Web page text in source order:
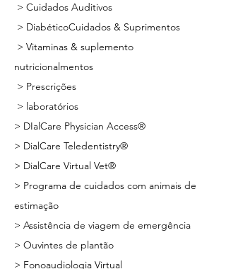
> Cuidados Auditivos
> DiabéticoCuidados & Suprimentos
> Vitaminas & suplemento
nutricionalmentos
> Prescrições
> laboratórios
> DIalCare Physician Access®
> DialCare Teledentistry®
> DialCare Virtual Vet®
> Programa de cuidados com animais de
estimação
> Assistência de viagem de emergência
> Ouvintes de plantão
> Fonoaudiologia Virtual